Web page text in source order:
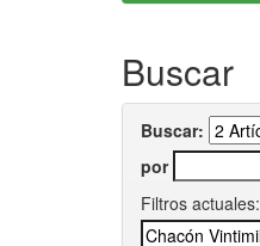
Buscar
Buscar:
por
Filtros actuales: